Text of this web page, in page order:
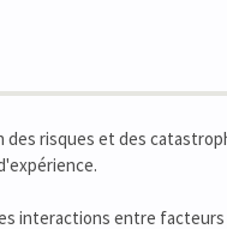
risques et des
interactions entre facteurs